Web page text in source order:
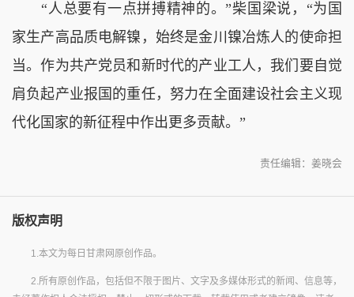
“人总要有一点拼搏精神的。”柴国梁说，“为国
家生产高品质电解镍，始终是金川镍冶炼人的使命担
当。作为共产党员和新时代的产业工人，我们要自觉
肩负起产业报国的重任，努力在全面建设社会主义现
代化国家的新征程中作出更多贡献。”
责任编辑：姜晓会
版权声明
1.本文为每日甘肃网原创作品。
2.所有原创作品，包括但不限于图片、文字及多媒体形式的新闻、信息等，